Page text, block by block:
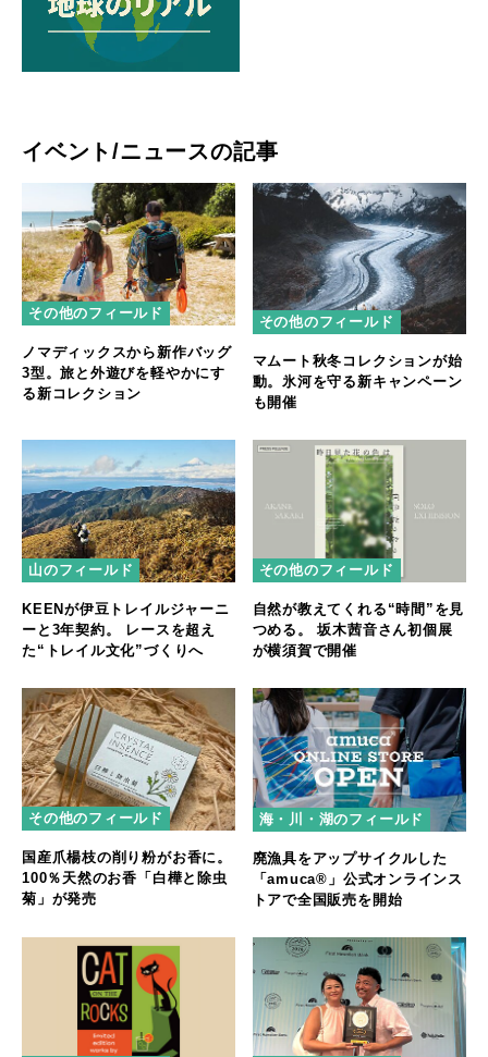
イベント/ニュースの記事
その他のフィールド
ノマディックスから新作バッグ
3型。旅と外遊びを軽やかにす
る新コレクション
その他のフィールド
マムート秋冬コレクションが始
動。氷河を守る新キャンペーン
も開催
山のフィールド
KEENが伊豆トレイルジャーニ
ーと3年契約。 レースを超え
た“トレイル文化”づくりへ
その他のフィールド
自然が教えてくれる“時間”を見
つめる。 坂木茜音さん初個展
が横須賀で開催
その他のフィールド
国産爪楊枝の削り粉がお香に。
100％天然のお香「白樺と除虫
菊」が発売
海・川・湖のフィールド
廃漁具をアップサイクルした
「amuca®」公式オンラインス
トアで全国販売を開始